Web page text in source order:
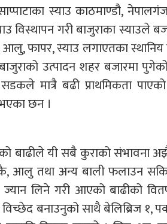
स्याउ काठमाण्डौ,
विस्थापन गरी बाजुराका स्याउले
आलु, फापर, स्याउ लगाएतका
उत्पादन शहर बजारमा
मात्रै बढी प्राथमिकता
छन ।
बाढीले यी सबै कुराको संभावना
आलु तथा अन्य बाली फलाउन
लिने गरी आएको बाढीको
बनाउनुको साथै बेलिब्रिज १,